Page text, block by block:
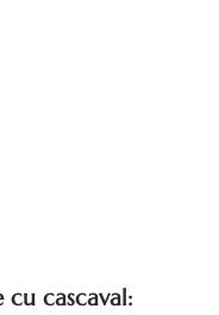
cascaval: